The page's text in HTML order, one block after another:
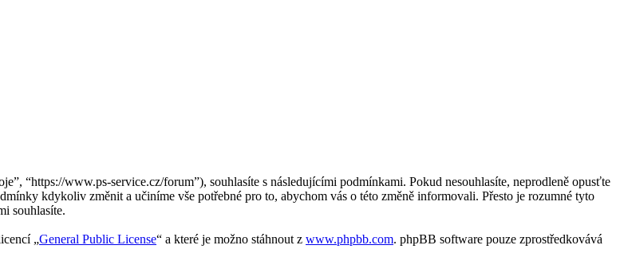
“https://www.ps-service.cz/forum”), souhlasíte s následujícími podmínkami. Pokud nesouhlasíte, neprodleně opusťte
kdykoliv změnit a učiníme vše potřebné pro to, abychom vás o této změně informovali. Přesto je rozumné tyto
souhlasíte.
„General Public License“ a které je možno stáhnout z www.phpbb.com. phpBB software pouze zprostředkovává